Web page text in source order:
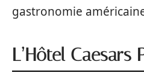
gastronomie
L’Hôtel Caesars